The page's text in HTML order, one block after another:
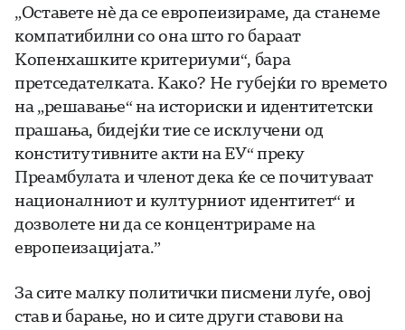
„Оставете нѐ да се европеизираме, да станеме
компатибилни со она што го бараат
Копенхашките критериуми“, бара
претседателката. Како? Не губејќи го времето
на „решавање“ на историски и идентитетски
прашања, бидејќи тие се исклучени од
конститутивните акти на ЕУ“ преку
Преамбулата и членот дека ќе се почитуваат
националниот и културниот идентитет“ и
дозволете ни да се концентрираме на
европеизацијата.”
За сите малку политички писмени луѓе, овој
став и барање, но и сите други ставови на